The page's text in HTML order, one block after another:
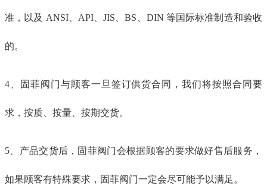
准，以及 ANSI、API、JIS、BS、DIN 等国际标准制造和验收
的。
4、固菲阀门与顾客一旦签订供货合同，我们将按照合同要
求，按质、按量、按期交货。
5、产品交货后，固菲阀门会根据顾客的要求做好售后服务，
如果顾客有特殊要求，固菲阀门一定会尽可能予以满足。